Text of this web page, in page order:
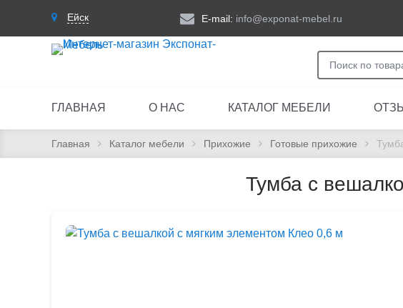
Ейск E-mail: info@exponat-mebel.ru
ГЛАВНАЯ О НАС КАТАЛОГ МЕБЕЛИ
Главная Каталог мебели Прихожие Готовые прихожие
Тумба с